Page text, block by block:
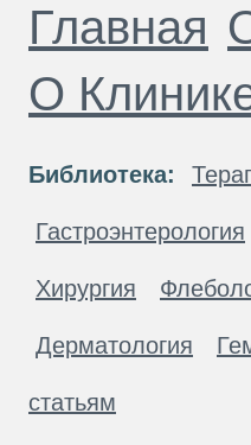
Главная
О
Библиотека:
Гастроэнтерология
Хирургия
Дерматология
статьям